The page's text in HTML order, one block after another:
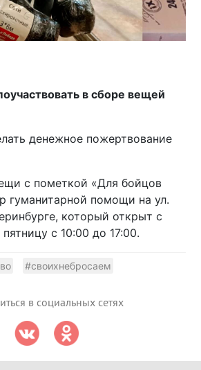
в сборе вещей
денежное пожертвование
с пометкой «Для бойцов
гуманитарной помощи на ул.
который открыт с
с 10:00 до 17:00.
#своихнебросаем
в социальных сетях